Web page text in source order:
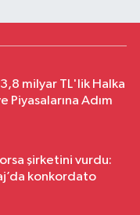
milyar TL'lik Halka
Piyasalarına Adım
şirketini vurdu:
konkordato